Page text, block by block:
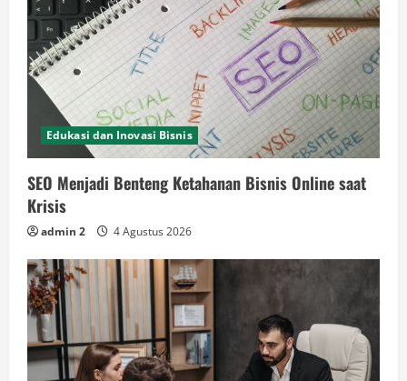
Edukasi dan Inovasi Bisnis
SEO Menjadi Benteng Ketahanan Bisnis Online saat
Krisis
admin 2 4 Agustus 2026